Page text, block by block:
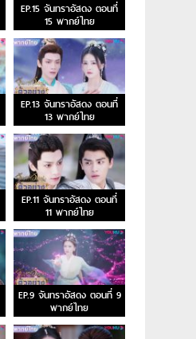
EP.15 จันทราอัสดง ตอนที่
15 พากย์ไทย
EP.13 จันทราอัสดง ตอนที่
13 พากย์ไทย
EP.11 จันทราอัสดง ตอนที่
11 พากย์ไทย
EP.9 จันทราอัสดง ตอนที่ 9
พากย์ไทย